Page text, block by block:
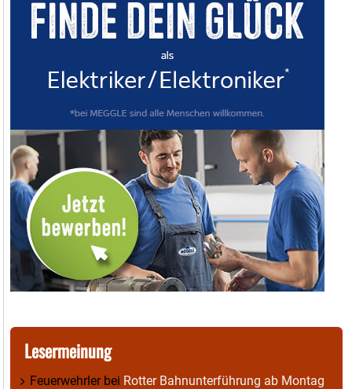
Lesermeinung
Feuerwehrlerbei Rotter Bahnunterführung ab Montag